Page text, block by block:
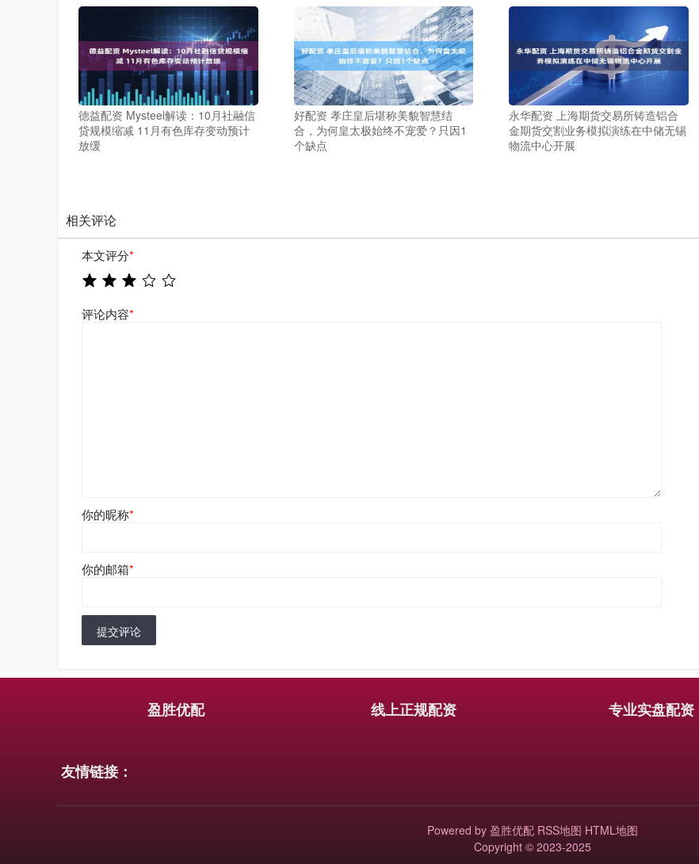
德益配资 Mysteel解读：10月社融信
贷规模缩减 11月有色库存变动预计
放缓
好配资 孝庄皇后堪称美貌智慧结
合，为何皇太极始终不宠爱？只因1
个缺点
永华配资 上海期货交易所铸造铝合
金期货交割业务模拟演练在中储无锡
物流中心开展
相关评论
本文评分*
评论内容*
你的昵称*
你的邮箱*
提交评论
盈胜优配 线上正规配资 专业实盘配资
友情链接：
Powered by 盈胜优配 RSS地图 HTML地图
Copyright © 2023-2025